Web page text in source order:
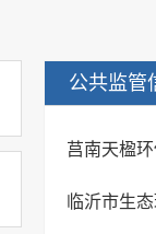
公共监管
莒南天楹
临沂市生